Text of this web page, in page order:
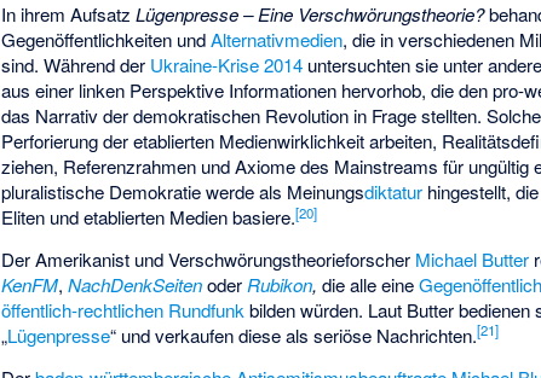
In ihrem AufsatzLügenpresse – Eine Verschwörungstheorie?
Gegenöffentlichkeiten undAlternativmedien, die in verschiedenen
sind. Während der Ukraine-Krise 2014 untersuchten sie unter
aus einer linken Perspektive Informationen hervorhob, die den pro-
das Narrativ der demokratischen Revolution in Frage stellten.
Perforierung der etablierten Medienwirklichkeit arbeiten,
ziehen, Referenzrahmen und Axiome des Mainstreams für ungültig
pluralistische Demokratie werde als Meinungsdiktatur hingestellt,
Eliten und etablierten Medien basiere.[20]
Der Amerikanist und Verschwörungstheorieforscher Michael Butter
KenFM,NachDenkSeitenoder Rubikon, die alle eine
öffentlich-rechtlichen Rundfunk bilden würden. Laut Butter bedienen
„Lügenpresse“ und verkaufen diese als seriöse Nachrichten.[21]